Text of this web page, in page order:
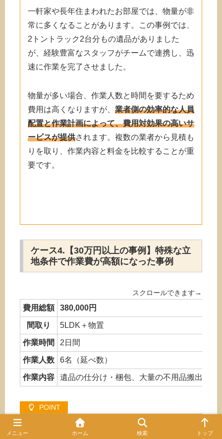
一軒家や長年住まわれたお部屋では、物量が非
常に多くなることがあります。この事例では、
2トントラック2台分もの遺品がありました
が、経験豊富なスタッフがチームで連携し、迅
速に作業を完了させました。
物量が多い場合、作業人数と時間を要するため
費用は高くなりますが、 業者側の効率的な人員
配置と作業計画によって、費用対効果の高いサ
ービスが提供されます。複数の業者から見積も
りを取り、作業内容と料金を比較することが重
要です。
ケース4.【30万円以上の事例】特殊な立
地条件で作業費が高額になった事例
費用総額 380,000円
間取り 5LDK＋物置
作業時間 2日間
作業人数 6名（延べ数）
作業内容 遺品の仕分け・梱包、大量の不用品搬出（
メニュー ホーム 検索 トップ